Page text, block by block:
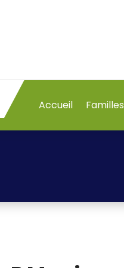
Accueil Familles